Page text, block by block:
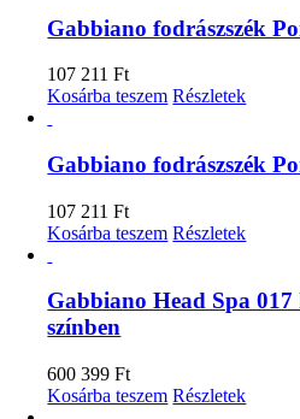
Gabbiano fodrászszék
107 211Ft
Kosárba teszem Részletek
Gabbiano fodrászszék
107 211Ft
Kosárba teszem Részletek
Gabbiano Head Spa 017
színben
600 399Ft
Kosárba teszem Részletek